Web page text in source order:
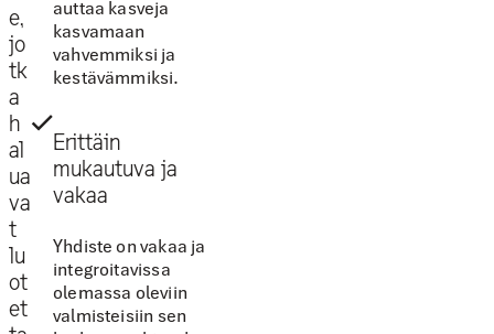
e,
jo
tk
a
h
al
ua
va
t
lu
ot
et
auttaa kasveja
kasvamaan
vahvemmiksi ja
kestävämmiksi.
Erittäin
mukautuva ja
vakaa
Yhdiste on vakaa ja
integroitavissa
olemassa oleviin
valmisteisiin sen